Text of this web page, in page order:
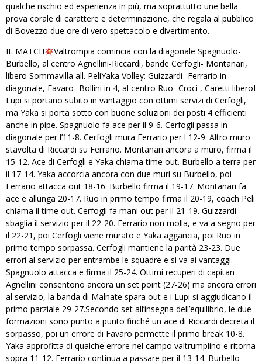
qualche rischio ed esperienza in più, ma soprattutto une bella
prova corale di carattere e determinazione, che regala al pubblico
di Bovezzo due ore di vero spettacolo e divertimento.
IL MATCH
Valtrompia comincia con la diagonale Spagnuolo-
Burbello, al centro Agnellini-Riccardi, bande Cerfogli- Montanari,
libero Sommavilla all. PeliYaka Volley: Guizzardi- Ferrario in
diagonale, Favaro- Bollini in 4, al centro Ruo- Croci , Caretti liberoI
Lupi si portano subito in vantaggio con ottimi servizi di Cerfogli,
ma Yaka si porta sotto con buone soluzioni dei posti 4 efficienti
anche in pipe. Spagnuolo fa ace per il 9-6. Cerfogli passa in
diagonale per l’11-8. Cerfogli mura Ferrario per l 12-9. Altro muro
stavolta di Riccardi su Ferrario. Montanari ancora a muro, firma il
15-12. Ace di Cerfogli e Yaka chiama time out. Burbello a terra per
il 17-14. Yaka accorcia ancora con due muri su Burbello, poi
Ferrario attacca out 18-16. Burbello firma il 19-17. Montanari fa
ace e allunga 20-17. Ruo in primo tempo firma il 20-19, coach Peli
chiama il time out. Cerfogli fa mani out per il 21-19. Guizzardi
sbaglia il servizio per il 22-20. Ferrario non molla, e va a segno per
il 22-21, poi Cerfogli viene murato e Yaka aggancia, poi Ruo in
primo tempo sorpassa. Cerfogli mantiene la parità 23-23. Due
errori al servizio per entrambe le squadre e si va ai vantaggi.
Spagnuolo attacca e firma il 25-24. Ottimi recuperi di capitan
Agnellini consentono ancora un set point (27-26) ma ancora errori
al servizio, la banda di Malnate spara out e i Lupi si aggiudicano il
primo parziale 29-27.Secondo set all’insegna dell’equilibrio, le due
formazioni sono punto a punto finché un ace di Riccardi decreta il
sorpasso, poi un errore di Favaro permette il primo break 10-8.
Yaka approfitta di qualche errore nel campo valtrumplino e ritorna
sopra 11-12. Ferrario continua a passare per il 13-14. Burbello